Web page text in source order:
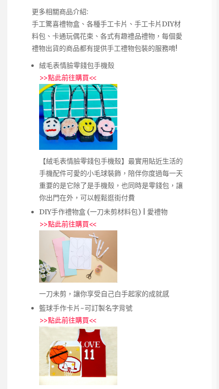
更多相關商品介紹:
手工驚喜禮物盒、各種手工卡片、手工卡片DIY材
料包、卡通玩偶花束、各式有趣禮品禮物，每個愛
禮物出貨的商品都有提供手工禮物包裝的服務唷!
絨毛表情臉零錢包手機殼
>>點此前往購買<<
【絨毛表情臉零錢包手機殼】最實用貼近生活的
手機配件可愛的小毛球裝飾，陪伴你度過每一天
重要的是它除了是手機殼，也同時是零錢包，讓
你出門在外，可以輕鬆逛街付費
DIY手作禮物盒 (一刀未剪材料包) | 愛禮物
>>點此前往購買<<
一刀未剪，讓你享受自己白手起家的成就感
籃球手作卡片~可訂製名字背號
>>點此前往購買<<